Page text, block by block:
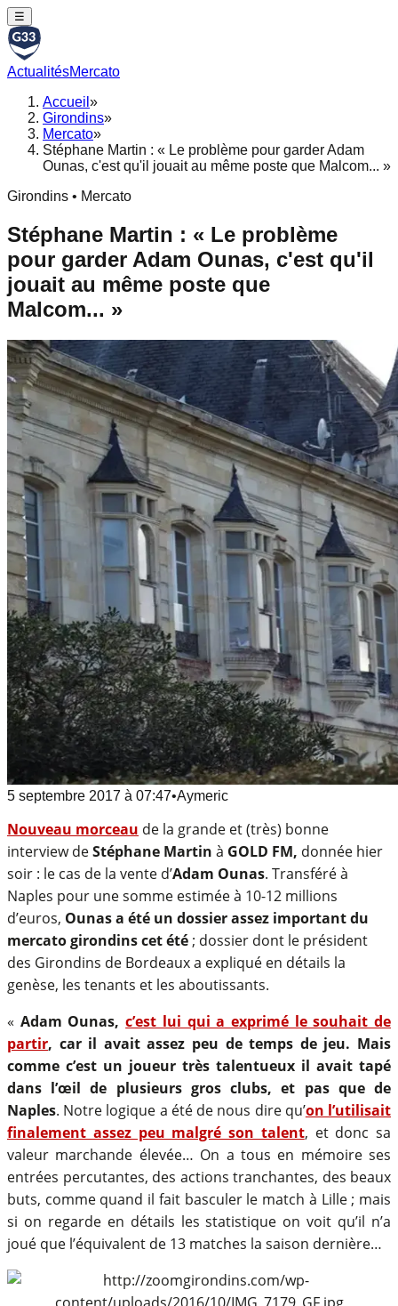
☰
ActualitésMercato
Accueil »
Girondins»
Mercato»
Stéphane Martin : « Le problème pour garder Adam
Ounas, c'est qu'il jouait au même poste que Malcom... »
Girondins • Mercato
Stéphane Martin : « Le problème
pour garder Adam Ounas, c'est qu'il
jouait au même poste que
Malcom... »
5 septembre 2017 à 07:47•Aymeric
Nouveau morceau de la grande et (très) bonne
interview deStéphane Martin à GOLD FM, donnée hier
soir : le cas de la vente d’Adam Ounas. Transféré à
Naples pour une somme estimée à 10-12 millions
d’euros, Ounas a été un dossier assez important du
mercato girondins cet été ; dossier dont le président
des Girondins de Bordeaux a expliqué en détails la
genèse, les tenants et les aboutissants.
« Adam Ounas,c’est lui qui a exprimé le souhait de
partir, car il avait assez peu de temps de jeu. Mais
comme c’est un joueur très talentueux il avait tapé
dans l’œil de plusieurs gros clubs, et pas que de
Naples. Notre logique a été de nous dire qu’on l’utilisait
finalement assez peu malgré son talent, et donc sa
valeur marchande élevée… On a tous en mémoire ses
entrées percutantes, des actions tranchantes, des beaux
buts, comme quand il fait basculer le match à Lille ; mais
si on regarde en détails les statistique on voit qu’il n’a
joué que l’équivalent de 13 matches la saison dernière…